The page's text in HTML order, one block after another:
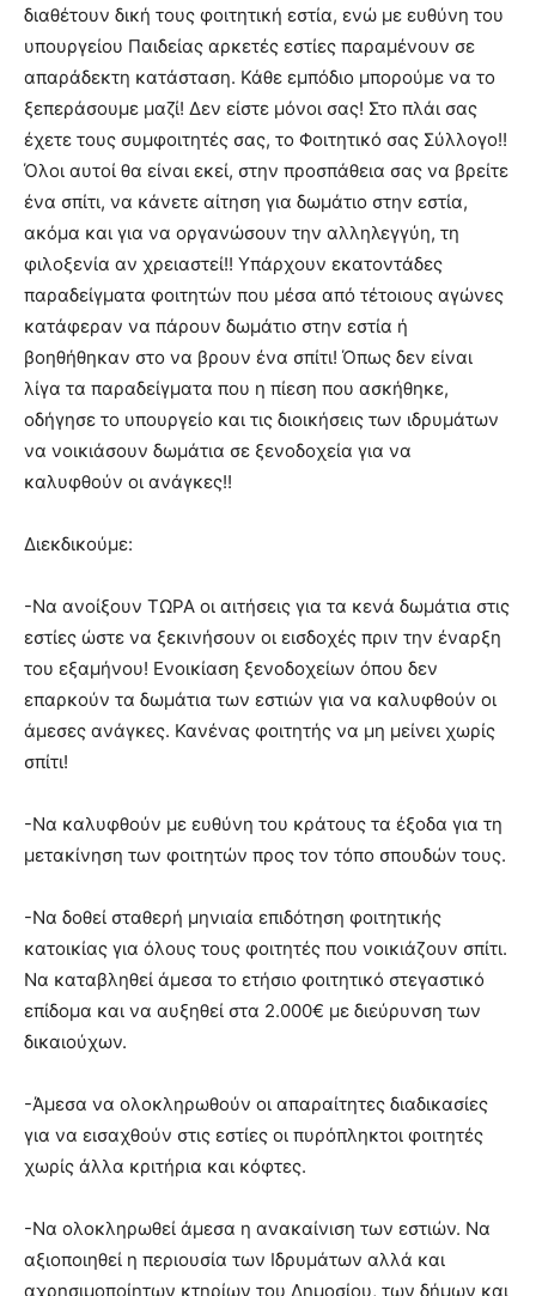
διαθέτουν δική τους φοιτητική εστία, ενώ με ευθύνη του
υπουργείου Παιδείας αρκετές εστίες παραμένουν σε
απαράδεκτη κατάσταση. Κάθε εμπόδιο μπορούμε να το
ξεπεράσουμε μαζί! Δεν είστε μόνοι σας! Στο πλάι σας
έχετε τους συμφοιτητές σας, το Φοιτητικό σας Σύλλογο!!
Όλοι αυτοί θα είναι εκεί, στην προσπάθεια σας να βρείτε
ένα σπίτι, να κάνετε αίτηση για δωμάτιο στην εστία,
ακόμα και για να οργανώσουν την αλληλεγγύη, τη
φιλοξενία αν χρειαστεί!! Υπάρχουν εκατοντάδες
παραδείγματα φοιτητών που μέσα από τέτοιους αγώνες
κατάφεραν να πάρουν δωμάτιο στην εστία ή
βοηθήθηκαν στο να βρουν ένα σπίτι! Όπως δεν είναι
λίγα τα παραδείγματα που η πίεση που ασκήθηκε,
οδήγησε το υπουργείο και τις διοικήσεις των ιδρυμάτων
να νοικιάσουν δωμάτια σε ξενοδοχεία για να
καλυφθούν οι ανάγκες!!
Διεκδικούμε:
-Να ανοίξουν ΤΩΡΑ οι αιτήσεις για τα κενά δωμάτια στις
εστίες ώστε να ξεκινήσουν οι εισδοχές πριν την έναρξη
του εξαμήνου! Ενοικίαση ξενοδοχείων όπου δεν
επαρκούν τα δωμάτια των εστιών για να καλυφθούν οι
άμεσες ανάγκες. Κανένας φοιτητής να μη μείνει χωρίς
σπίτι!
-Να καλυφθούν με ευθύνη του κράτους τα έξοδα για τη
μετακίνηση των φοιτητών προς τον τόπο σπουδών τους.
-Να δοθεί σταθερή μηνιαία επιδότηση φοιτητικής
κατοικίας για όλους τους φοιτητές που νοικιάζουν σπίτι.
Να καταβληθεί άμεσα το ετήσιο φοιτητικό στεγαστικό
επίδομα και να αυξηθεί στα 2.000€ με διεύρυνση των
δικαιούχων.
-Άμεσα να ολοκληρωθούν οι απαραίτητες διαδικασίες
για να εισαχθούν στις εστίες οι πυρόπληκτοι φοιτητές
χωρίς άλλα κριτήρια και κόφτες.
-Να ολοκληρωθεί άμεσα η ανακαίνιση των εστιών. Να
αξιοποιηθεί η περιουσία των Ιδρυμάτων αλλά και
αχρησιμοποίητων κτηρίων του Δημοσίου, των δήμων και